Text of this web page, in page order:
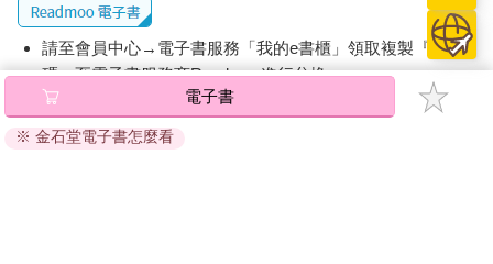
請至會員中心→電子書服務「我的e書櫃」領取複製『兌換
碼』至電子書服務商Readmoo進行兌換。
退換貨須知：
因版權保護，您在金石堂所購買的電子書僅能以金石堂專屬
電子書
※ 金石堂電子書怎麼看